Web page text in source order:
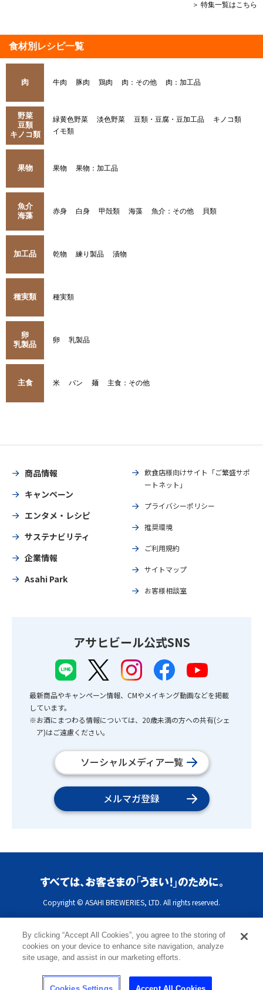
＞ 特集一覧はこちら
食材別レシピ一覧
肉 牛肉 豚肉 鶏肉 肉：その他 肉：加工品
野菜
豆類
キノコ類
緑黄色野菜 淡色野菜 豆類・豆腐・豆加工品
キノコ類
イモ類
果物 果物 果物：加工品
魚介
海藻
赤身 白身 甲殻類 海藻 魚介：その他 貝類
加工品 乾物 練り製品 漬物
種実類 種実類
卵
乳製品
卵 乳製品
主食 米 パン 麺 主食：その他
商品情報
キャンペーン
エンタメ・レシピ
サステナビリティ
企業情報
Asahi Park
飲食店様向けサイト「ご繁盛サポ
ートネット」
プライバシーポリシー
推奨環境
ご利用規約
サイトマップ
お客様相談室
アサヒビール公式SNS
最新商品やキャンペーン情報、CMやメイキング動画などを掲載
しています。
※お酒にまつわる情報については、20歳未満の方への共有(シェ
ア)はご遠慮ください。
ソーシャルメディア一覧
メルマガ登録
Copyright © ASAHI BREWERIES, LTD. All rights reserved.
By clicking “Accept All Cookies”, you agree to the storing of
cookies on your device to enhance site navigation, analyze
site usage, and assist in our marketing efforts.